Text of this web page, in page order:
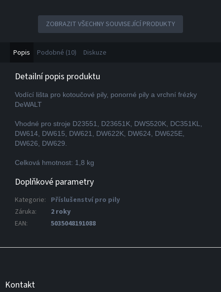
ZOBRAZIT VŠECHNY SOUVISEJÍCÍ PRODUKTY
Popis Podobné (10) Diskuze
Detailní popis produktu
Vodící lišta pro kotoučové pily, ponorné pily a vrchní frézky
DeWALT
Vhodné pro stroje D23551, D23651K, DWS520K, DC351KL,
DW614, DW615, DW621, DW622K, DW624, DW625E,
DW626, DW629.
Celková hmotnost: 1,8 kg
Doplňkové parametry
Kategorie: Příslušenství pro pily
Záruka:
2 roky
EAN: 5035048191088
Z
Kontakt